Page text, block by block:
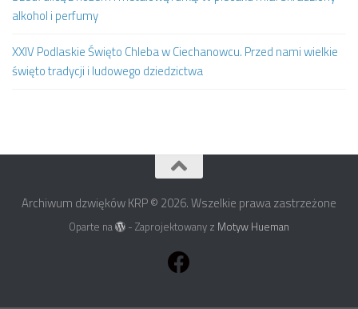
alkohol i perfumy
XXIV Podlaskie Święto Chleba w Ciechanowcu. Przed nami wielkie
święto tradycji i ludowego dziedzictwa
Archiwum dzwięków KRP © 2026. Wszelkie prawa zastrzeżone
Oparte na - Zaprojektowany z Motyw Hueman